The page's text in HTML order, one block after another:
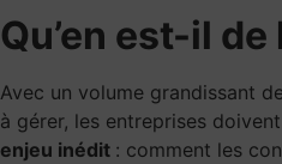
Qu’en est-il de
Avec un volume grandissant
à gérer, les entreprises
enjeu inédit : comment les